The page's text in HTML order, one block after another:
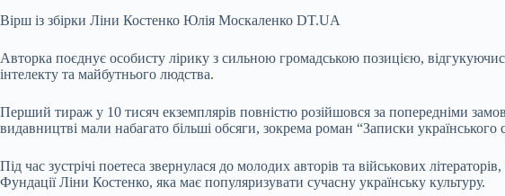
Вірш із збірки Ліни Костенко Юлія Москаленко DT.UA
Авторка поєднує особисту лірику з сильною громадською позицією,
інтелекту та майбутнього людства.
Перший тираж у 10 тисяч екземплярів повністю розійшовся за попередніми
видавництві мали набагато більші обсяги, зокрема роман “Записки
Під час зустрічі поетеса звернулася до молодих авторів та військових
Фундації Ліни Костенко, яка має популяризувати сучасну українську культуру.